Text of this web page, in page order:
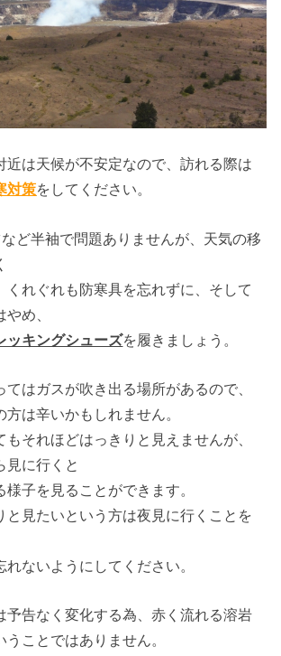
近は天候が不安定なので、訪れる際は
対策をしてください。
ど半袖で問題ありませんが、天気の移
くれぐれも防寒具を忘れずに、そして
め、
ッキングシューズを履きましょう。
てはガスが吹き出る場所があるので、
は辛いかもしれません。
それほどはっきりと見えませんが、
見に行くと
子を見ることができます。
と見たいという方は夜見に行くことを
ないようにしてください。
予告なく変化する為、赤く流れる溶岩
ことではありません。